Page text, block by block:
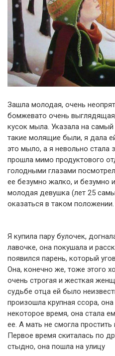
Зашла молодая, очень
бомжевато очень
кусок мыла. Указала на
такие молящие были, я дала
это мыло, а я невольно стала
прошла мимо продуктового
голодными глазами
ее безумно жалко, и безумно
молодая девушка (лет 25
оказаться в таком положении.
Я купила пару булочек,
лавочке, она покушала и
появился парень, который
Она, конечно же, тоже этого
очень строгая и жесткая
судьбе отца ей было
произошла крупная ссора,
некоторое время, она стала
ее. А мать не смогла простить
Первое время скиталась по
стыдно, она пошла на улицу